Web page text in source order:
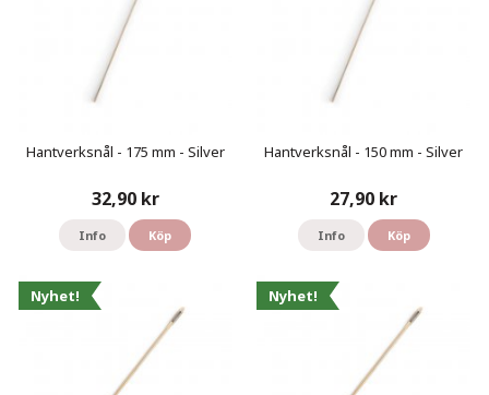
Hantverksnål - 175 mm - Silver
32,90 kr
Info Köp
Hantverksnål - 150 mm - Silver
27,90 kr
Info Köp
Nyhet! Nyhet!